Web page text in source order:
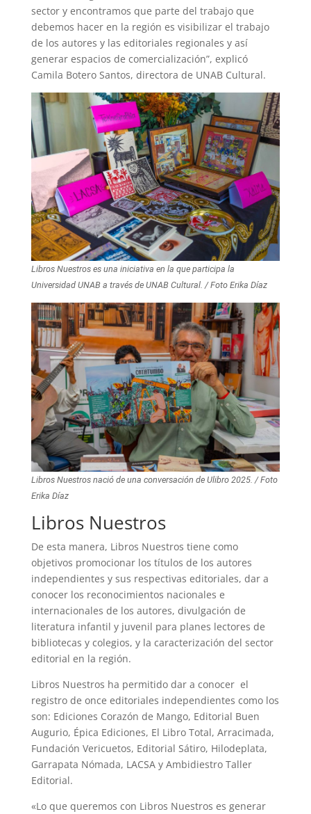
sector y encontramos que parte del trabajo que
debemos hacer en la región es visibilizar el trabajo
de los autores y las editoriales regionales y así
generar espacios de comercialización”, explicó
Camila Botero Santos, directora de UNAB Cultural.
Libros Nuestros es una iniciativa en la que participa la
Universidad UNAB a través de UNAB Cultural. / Foto Erika Díaz
Libros Nuestros nació de una conversación de Ulibro 2025. / Foto
Erika Díaz
Libros Nuestros
De esta manera, Libros Nuestros tiene como
objetivos promocionar los títulos de los autores
independientes y sus respectivas editoriales, dar a
conocer los reconocimientos nacionales e
internacionales de los autores, divulgación de
literatura infantil y juvenil para planes lectores de
bibliotecas y colegios, y la caracterización del sector
editorial en la región.
Libros Nuestros ha permitido dar a conocer el
registro de once editoriales independientes como los
son: Ediciones Corazón de Mango, Editorial Buen
Augurio, Épica Ediciones, El Libro Total, Arracimada,
Fundación Vericuetos, Editorial Sátiro, Hilodeplata,
Garrapata Nómada, LACSA y Ambidiestro Taller
Editorial.
«Lo que queremos con Libros Nuestros es generar